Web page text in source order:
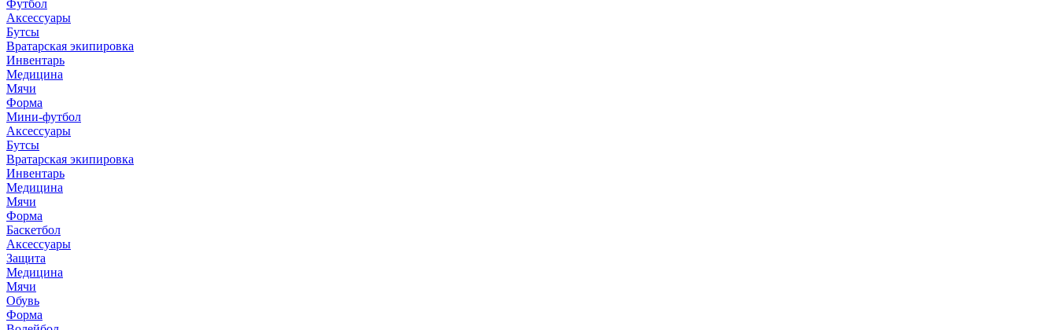
Футбол
Аксессуары
Бутсы
Вратарская экипировка
Инвентарь
Медицина
Мячи
Форма
Мини-футбол
Аксессуары
Бутсы
Вратарская экипировка
Инвентарь
Медицина
Мячи
Форма
Баскетбол
Аксессуары
Защита
Медицина
Мячи
Обувь
Форма